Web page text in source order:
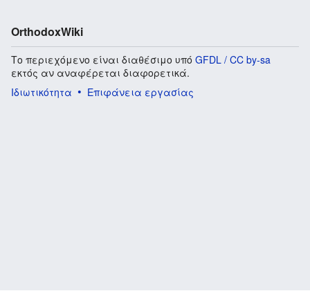
OrthodoxWiki
Το περιεχόμενο είναι διαθέσιμο υπό GFDL / CC by-sa
εκτός αν αναφέρεται διαφορετικά.
Ιδιωτικότητα
Επιφάνεια εργασίας